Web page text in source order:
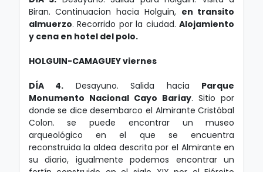
Biran. Continuacion hacia Holguin, en transito
almuerzo. Recorrido por la ciudad.Alojamiento
y cena en hotel del polo.
HOLGUIN-CAMAGUEY viernes
DÍA 4. Desayuno. Salida hacia Parque
Monumento Nacional Cayo Bariay. Sitio por
donde se dice desembarco el Almirante Cristóbal
Colon. se puede encontrar un museo
arqueológico en el que se encuentra
reconstruida la aldea descrita por el Almirante en
su diario, igualmente podemos encontrar un